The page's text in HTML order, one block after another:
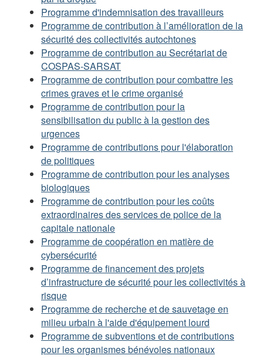
Programme d'indemnisation des travailleurs
Programme de contribution à l’amélioration de la
sécurité des collectivités autochtones
Programme de contribution au Secrétariat de
COSPAS-SARSAT
Programme de contribution pour combattre les
crimes graves et le crime organisé
Programme de contribution pour la
sensibilisation du public à la gestion des
urgences
Programme de contributions pour l'élaboration
de politiques
Programme de contribution pour les analyses
biologiques
Programme de contribution pour les coûts
extraordinaires des services de police de la
capitale nationale
Programme de coopération en matière de
cybersécurité
Programme de financement des projets
d’infrastructure de sécurité pour les collectivités à
risque
Programme de recherche et de sauvetage en
milieu urbain à l'aide d'équipement lourd
Programme de subventions et de contributions
pour les organismes bénévoles nationaux